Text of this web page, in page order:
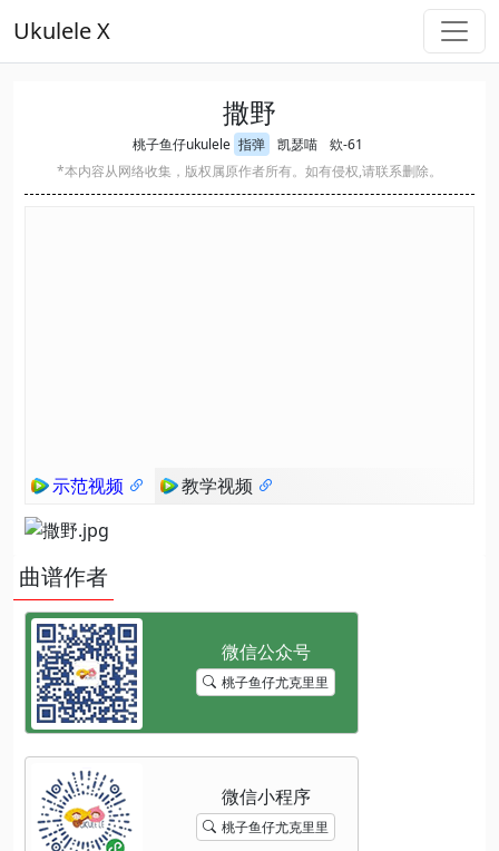
Ukulele X
撒野
桃子鱼仔ukulele 指弹 凯瑟喵
欸-61
*本内容从网络收集，版权属原作者所有。如有侵权,请联系删除。
示范视频 教学视频
曲谱作者
桃子鱼仔尤克里里
桃子鱼仔尤克里里